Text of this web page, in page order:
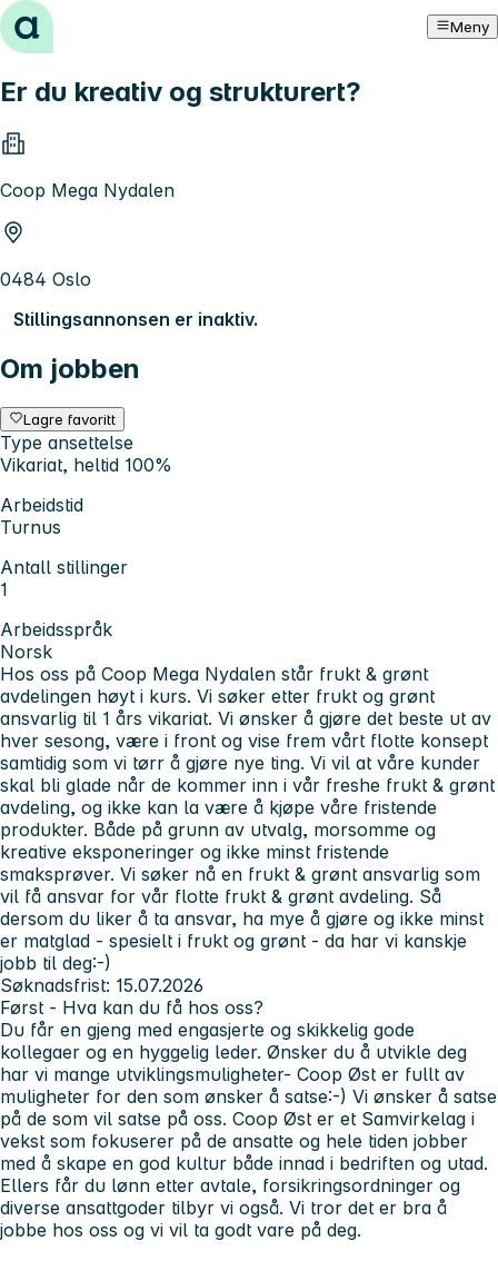
Hopp til innhold Meny
Er du kreativ og strukturert?
Coop Mega Nydalen
0484 Oslo
Stillingsannonsen er inaktiv.
Om jobben
Lagre favoritt
Type ansettelse
Vikariat, heltid 100%
Arbeidstid
Turnus
Antall stillinger
1
Arbeidsspråk
Norsk
Hos oss på Coop Mega Nydalen står frukt & grønt
avdelingen høyt i kurs. Vi søker etter frukt og grønt
ansvarlig til 1 års vikariat. Vi ønsker å gjøre det beste ut av
hver sesong, være i front og vise frem vårt flotte konsept
samtidig som vi tørr å gjøre nye ting. Vi vil at våre kunder
skal bli glade når de kommer inn i vår freshe frukt & grønt
avdeling, og ikke kan la være å kjøpe våre fristende
produkter. Både på grunn av utvalg, morsomme og
kreative eksponeringer og ikke minst fristende
smaksprøver. Vi søker nå en frukt & grønt ansvarlig som
vil få ansvar for vår flotte frukt & grønt avdeling. Så
dersom du liker å ta ansvar, ha mye å gjøre og ikke minst
er matglad - spesielt i frukt og grønt - da har vi kanskje
jobb til deg:-)
Søknadsfrist: 15.07.2026
Først - Hva kan du få hos oss?
Du får en gjeng med engasjerte og skikkelig gode
kollegaer og en hyggelig leder. Ønsker du å utvikle deg
har vi mange utviklingsmuligheter- Coop Øst er fullt av
muligheter for den som ønsker å satse:-) Vi ønsker å satse
på de som vil satse på oss. Coop Øst er et Samvirkelag i
vekst som fokuserer på de ansatte og hele tiden jobber
med å skape en god kultur både innad i bedriften og utad.
Ellers får du lønn etter avtale, forsikringsordninger og
diverse ansattgoder tilbyr vi også. Vi tror det er bra å
jobbe hos oss og vi vil ta godt vare på deg.